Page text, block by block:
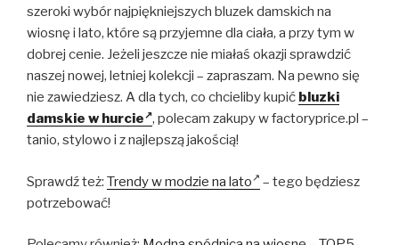
szeroki wybór najpiękniejszych bluzek damskich na
wiosnę i lato, które są przyjemne dla ciała, a przy tym w
dobrej cenie. Jeżeli jeszcze nie miałaś okazji sprawdzić
naszej nowej, letniej kolekcji – zapraszam. Na pewno się
nie zawiedziesz. A dla tych, co chcieliby kupić bluzki
damskie w hurcie , polecam zakupy w factoryprice.pl –
tanio, stylowo i z najlepszą jakością!
Sprawdź też: Trendy w modzie na lato
– tego będziesz
potrzebować!